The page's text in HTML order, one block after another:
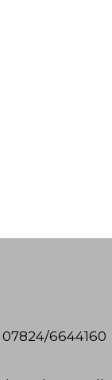
07824/6644160